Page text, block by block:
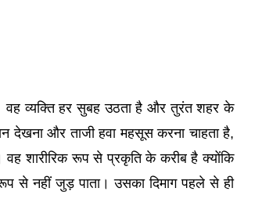
व्यक्ति हर सुबह उठता है और तुरंत शहर के
और ताजी हवा महसूस करना चाहता है,
शारीरिक रूप से प्रकृति के करीब है क्योंकि
से नहीं जुड़ पाता। उसका दिमाग पहले से ही